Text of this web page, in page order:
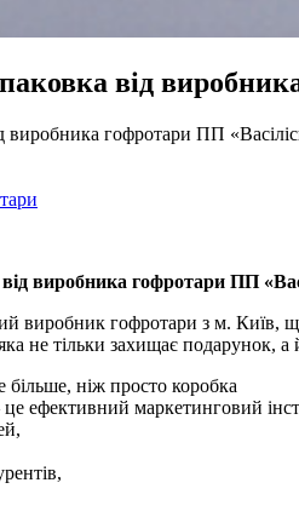
від
виробника гофротари ПП
виробника гофротари ПП
виробник гофротари з м. Київ,
не тільки захищає подарунок,
ніж просто коробка
ефективний маркетинговий